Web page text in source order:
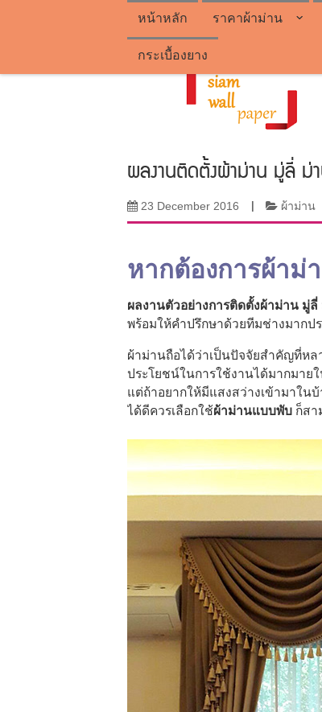
หน้าหลัก ราคาผ้าม่าน
กระเบื้องยาง
ผลงานติดตั้งผ้าม่าน มู่ลี่
23 December 2016 ผ้าม่าน
หากต้องการผ้าม่
ผลงานตัวอย่างการติดตั้งผ้าม่าน มู่
พร้อมให้คำปรึกษาด้วยทีมช่างมากป
ผ้าม่านถือได้ว่าเป็นปัจจัยสำคัญที่หล
ประโยชน์ในการใช้งานได้มากมา
แต่ถ้าอยากให้มีแสงสว่างเข้ามาใน
ได้ดีควรเลือกใช้ผ้าม่านแบบพับ ก็สา